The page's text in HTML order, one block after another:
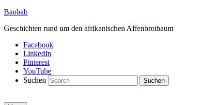
Baobab
Geschichten rund um den afrikanischen Affenbrotbaum
Facebook
LinkedIn
Pinterest
YouTube
Suchen